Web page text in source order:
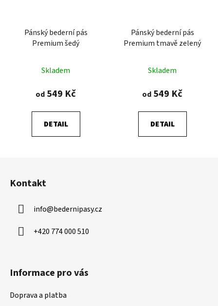
Pánský bederní pás
Premium šedý
Skladem
od 549 Kč
DETAIL
Pánský bederní pás
Premium tmavě zelený
hodnocení
produktu
5,0
z
Skladem
od 549 Kč
DETAIL
Kontakt
info@bedernipasy.cz
+420 774 000 510
Informace pro vás
Doprava a platba